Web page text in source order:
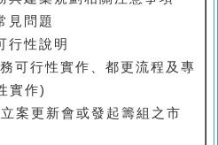
見問題
行性說明
可行性實作、 都更流程及專
實作)
案更新會或發起籌組之市